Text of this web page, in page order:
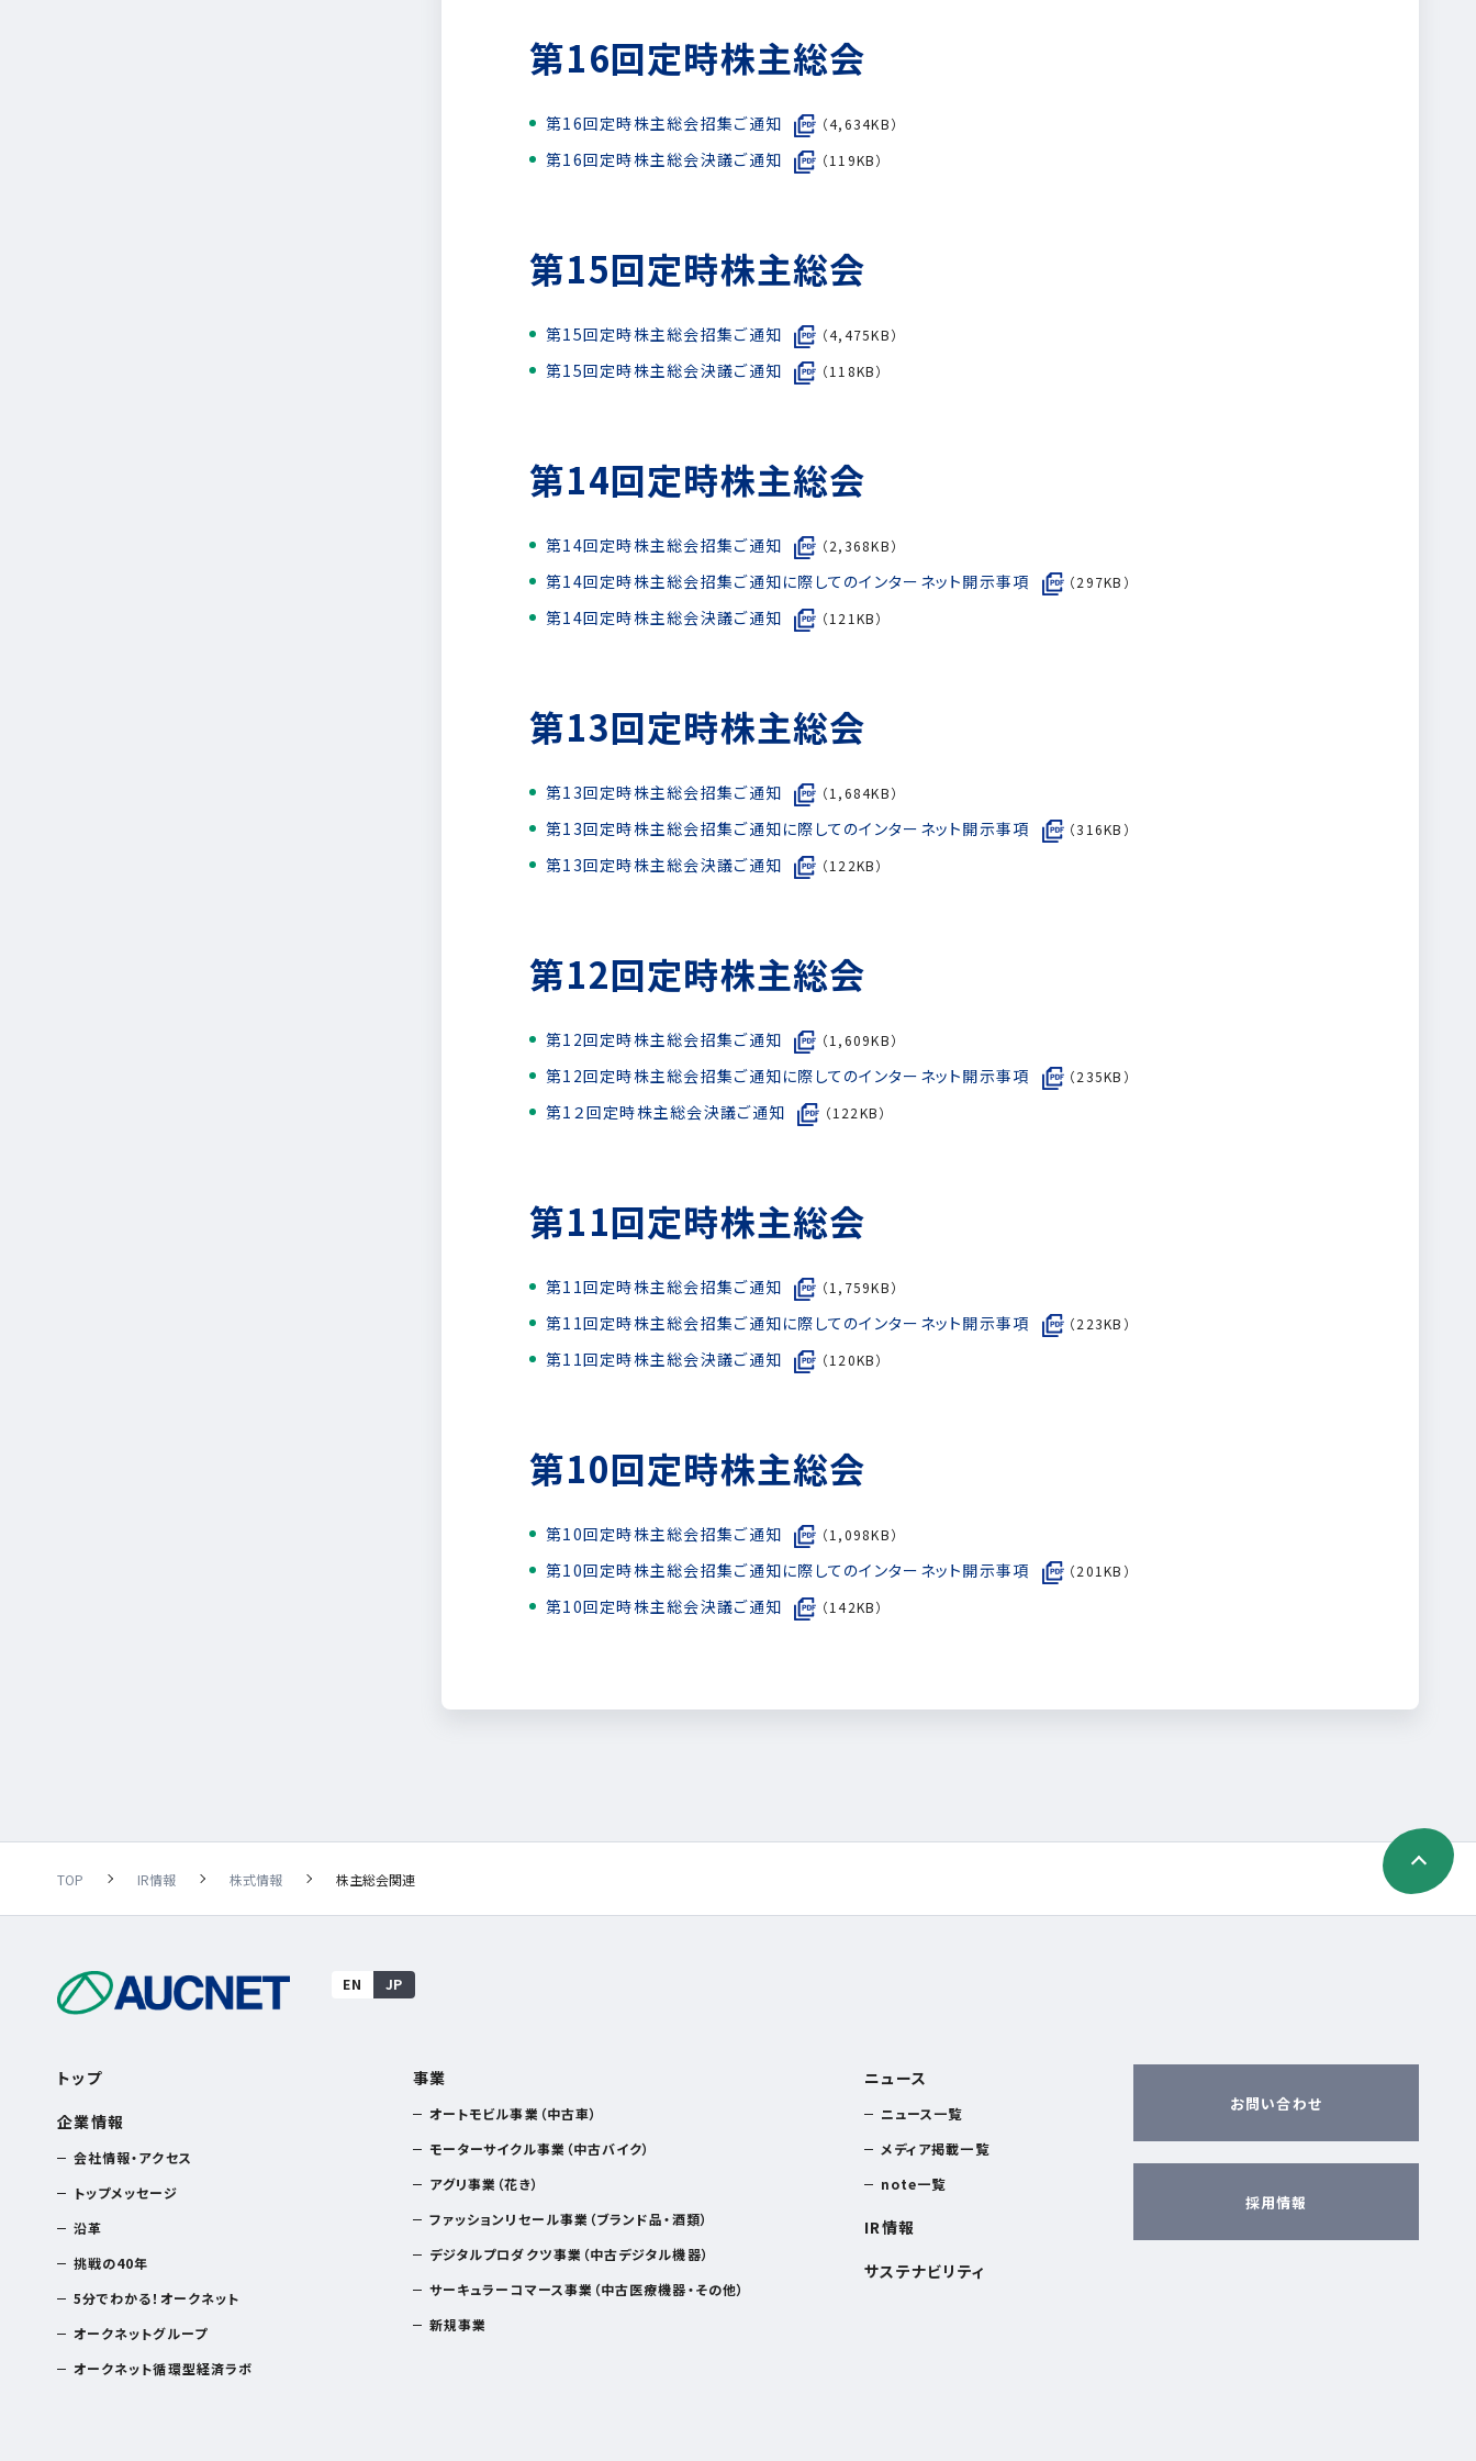
第16回定時株主総会
第16回定時株主総会招集ご通知 （4,634KB）
第16回定時株主総会決議ご通知 （119KB）
第15回定時株主総会
第15回定時株主総会招集ご通知 （4,475KB）
第15回定時株主総会決議ご通知 （118KB）
第14回定時株主総会
第14回定時株主総会招集ご通知 （2,368KB）
第14回定時株主総会招集ご通知に際してのインターネット開示事項 （297KB）
第14回定時株主総会決議ご通知 （121KB）
第13回定時株主総会
第13回定時株主総会招集ご通知 （1,684KB）
第13回定時株主総会招集ご通知に際してのインターネット開示事項 （316KB）
第13回定時株主総会決議ご通知 （122KB）
第12回定時株主総会
第12回定時株主総会招集ご通知 （1,609KB）
第12回定時株主総会招集ご通知に際してのインターネット開示事項 （235KB）
第1２回定時株主総会決議ご通知 （122KB）
第11回定時株主総会
第11回定時株主総会招集ご通知 （1,759KB）
第11回定時株主総会招集ご通知に際してのインターネット開示事項 （223KB）
第11回定時株主総会決議ご通知 （120KB）
第10回定時株主総会
第10回定時株主総会招集ご通知 （1,098KB）
第10回定時株主総会招集ご通知に際してのインターネット開示事項 （201KB）
第10回定時株主総会決議ご通知 （142KB）
TOP IR情報 株式情報 株主総会関連
EN JP
トップ
企業情報
会社情報・アクセス
トップメッセージ
沿革
挑戦の40年
5分でわかる！オークネット
オークネットグループ
オークネット循環型経済ラボ
事業
オートモビル事業（中古車）
モーターサイクル事業（中古バイク）
アグリ事業（花き）
ファッションリセール事業（ブランド品・酒類）
デジタルプロダクツ事業（中古デジタル機器）
サーキュラーコマース事業（中古医療機器・その他）
新規事業
ニュース
ニュース一覧
メディア掲載一覧
note一覧
IR情報
サステナビリティ
お問い合わせ
採用情報